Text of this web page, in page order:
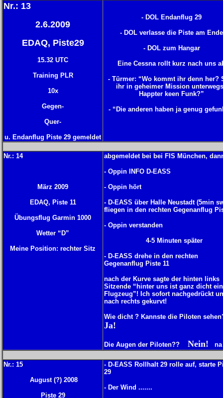
Nr.: 13
2.6.2009
EDAQ, Piste29
15.32 UTC
Training PLR
10x
Gegen-
Quer-
u. Endanflug Piste 29 gemeldet
- DOL Endanflug 29
- DOL verlasse die Piste am Ende
- DOL zum Hangar
Eine Cessna rollt kurz nach uns
- Türmer: “Wo kommt ihr denn her?
ihr in geheimer Mission
Happter keen Funk?”
- “Die anderen haben ja genug
Nr.: 14
März 2009
EDAQ, Piste 11
Übungsflug Garmin 1000
Wetter “D”
Meine Position: rechter Sitz
abgemeldet bei bei FIS München,
- Oppin INFO D-EASS
- Oppin hört
- D-EASS über Halle Neustadt (5min
fliegen in den rechten Gegenanflug
- Oppin verstanden
4-5 Minuten später
- D-EASS drehe in den rechten
Gegenanflug Piste 11
nach der Kurve sagte der hinten links
Sitzende “hinter uns ist ganz dicht ein
Flugzeug”! Ich sofort nachgedrückt
nach rechts gekurvt!
Wie dicht ? Kannste die Piloten
Ja!
Die Augen der Piloten?? Nein!
Nr.: 15
August (?) 2008
Piste 29
- D-EASS Rollhalt 29 rolle auf, starte
29
- Der Wind .......